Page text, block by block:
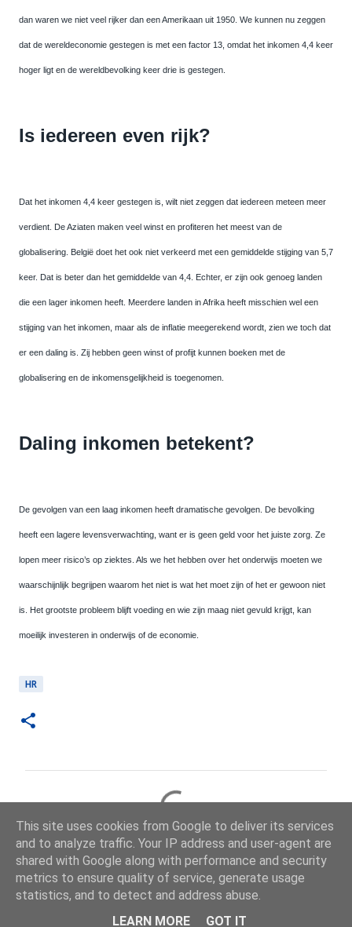
dan waren we niet veel rijker dan een Amerikaan uit 1950. We kunnen nu zeggen
dat de wereldeconomie gestegen is met een factor 13, omdat het inkomen 4,4 keer
hoger ligt en de wereldbevolking keer drie is gestegen.
Is iedereen even rijk?
Dat het inkomen 4,4 keer gestegen is, wilt niet zeggen dat iedereen meteen meer
verdient. De Aziaten maken veel winst en profiteren het meest van de
globalisering. België doet het ook niet verkeerd met een gemiddelde stijging van 5,7
keer. Dat is beter dan het gemiddelde van 4,4. Echter, er zijn ook genoeg landen
die een lager inkomen heeft. Meerdere landen in Afrika heeft misschien wel een
stijging van het inkomen, maar als de inflatie meegerekend wordt, zien we toch dat
er een daling is. Zij hebben geen winst of profijt kunnen boeken met de
globalisering en de inkomensgelijkheid is toegenomen.
Daling inkomen betekent?
De gevolgen van een laag inkomen heeft dramatische gevolgen. De bevolking
heeft een lagere levensverwachting, want er is geen geld voor het juiste zorg. Ze
lopen meer risico’s op ziektes. Als we het hebben over het onderwijs moeten we
waarschijnlijk begrijpen waarom het niet is wat het moet zijn of het er gewoon niet
is. Het grootste probleem blijft voeding en wie zijn maag niet gevuld krijgt, kan
moeilijk investeren in onderwijs of de economie.
HR
a
c
t
i
Ontwikkeling: Online Solutions Group BV — onlinesolutionsgroup.website
This site uses cookies from Google to deliver its services
and to analyze traffic. Your IP address and user-agent are
shared with Google along with performance and security
metrics to ensure quality of service, generate usage
statistics, and to detect and address abuse.
LEARN MORE
GOT IT